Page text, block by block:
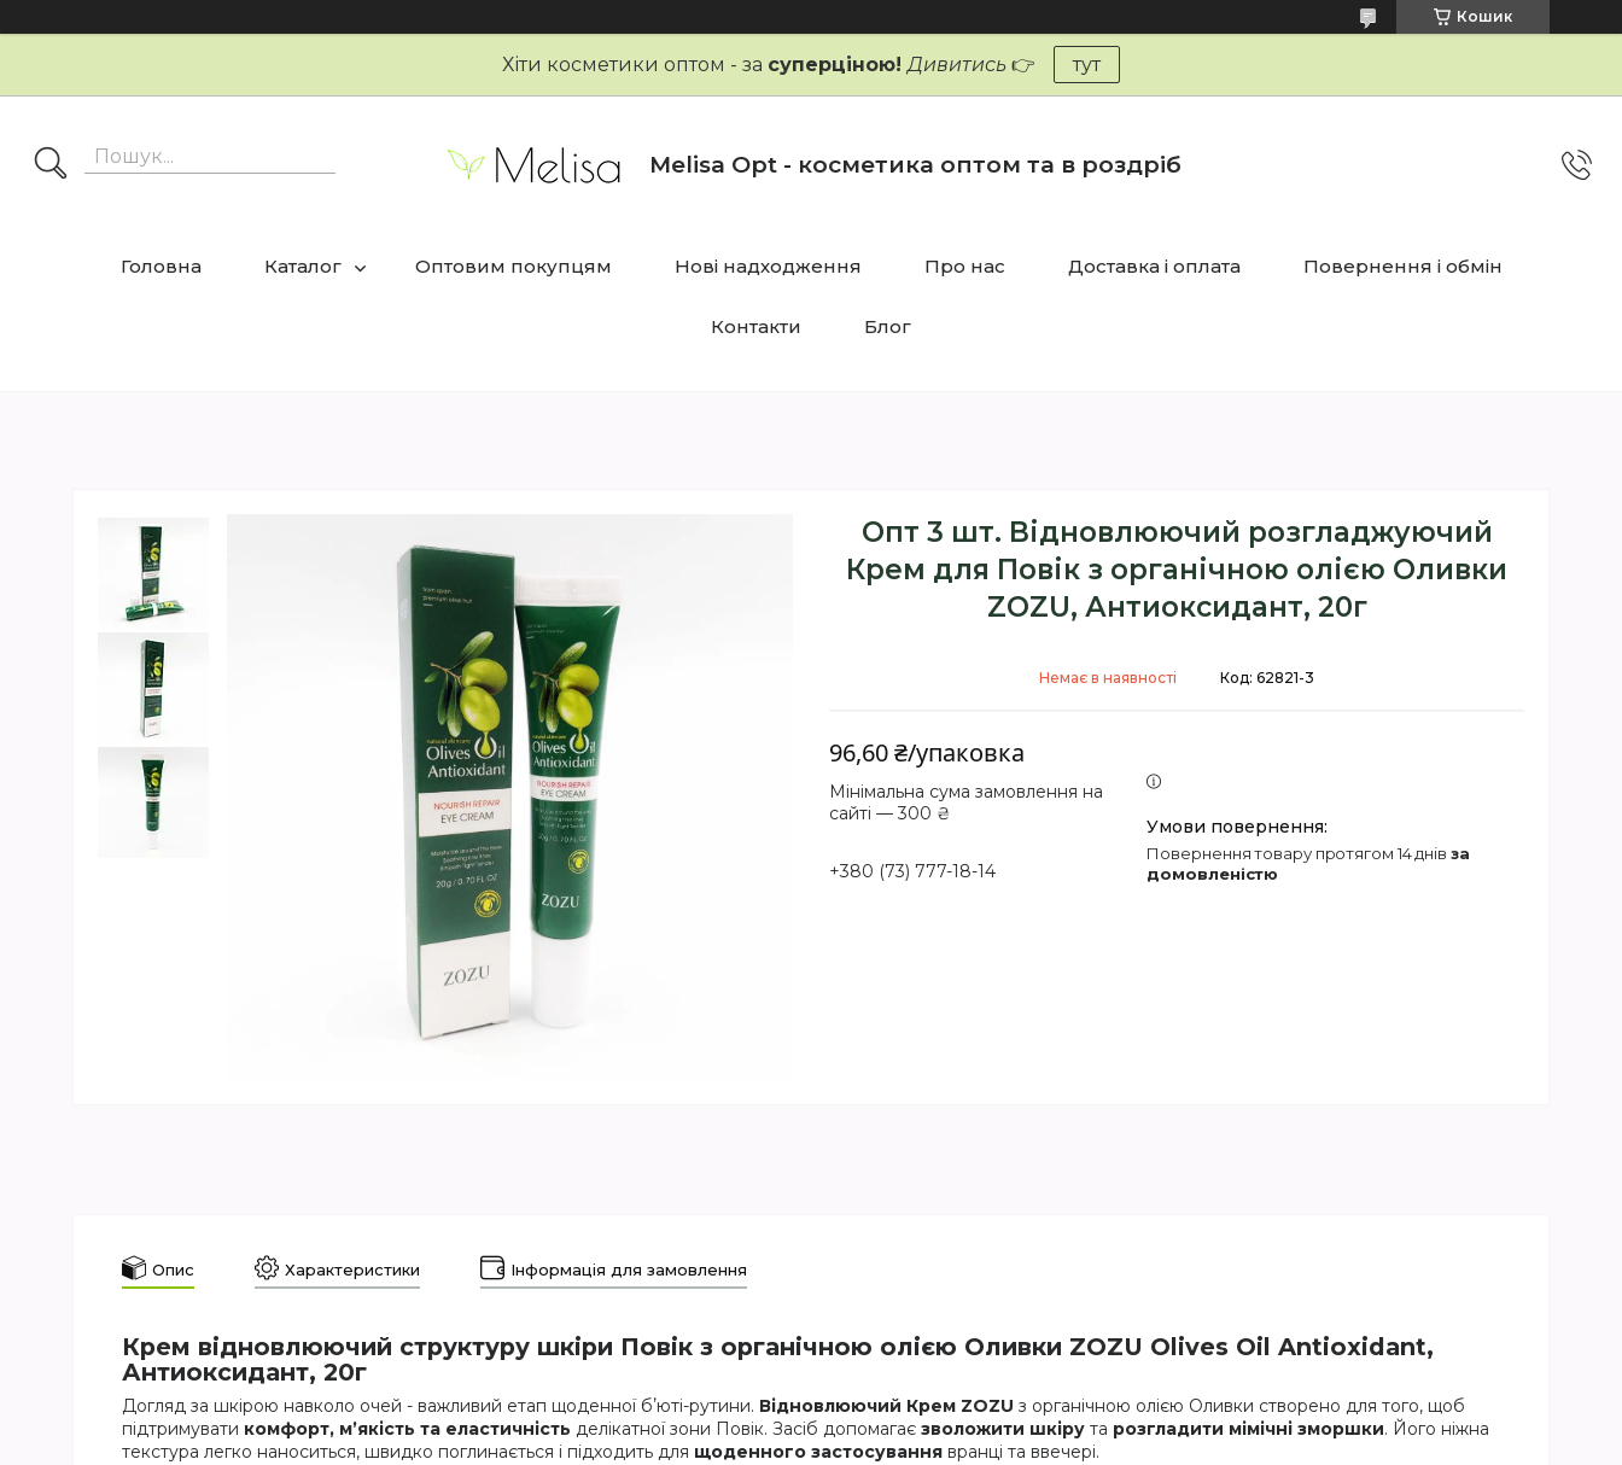
Кошик
Хіти косметики оптом - за суперціною!Дивитись 👉 тут
Melisa Opt - косметика оптом та в роздріб
Головна Каталог Оптовим покупцям Нові надходження Про нас Доставка і оплата Повернення і обмін
Контакти Блог
Опт 3 шт. Відновлюючий розгладжуючий
Крем для Повік з органічною олією Оливки
ZOZU, Антиоксидант, 20г
Немає в наявності Код: 62821-3
96,60 ₴/упаковка
Мінімальна сума замовлення на
сайті — 300 ₴
+380 (73) 777-18-14
повернення товару протягом 14 днів за
домовленістю
Опис Характеристики Інформація для замовлення
Крем відновлюючий структуру шкіри Повік з органічною олією Оливки ZOZU Olives Oil Antioxidant,
Антиоксидант, 20г
Догляд за шкірою навколо очей - важливий етап щоденної бʼюті-рутини. Відновлюючий Крем ZOZU з органічною олією Оливки створено для того, щоб
підтримувати комфорт, м’якість та еластичність делікатної зони Повік. Засіб допомагає зволожити шкіру та розгладити мімічні зморшки. Його ніжна
текстура легко наноситься, швидко поглинається і підходить для щоденного застосування вранці та ввечері.